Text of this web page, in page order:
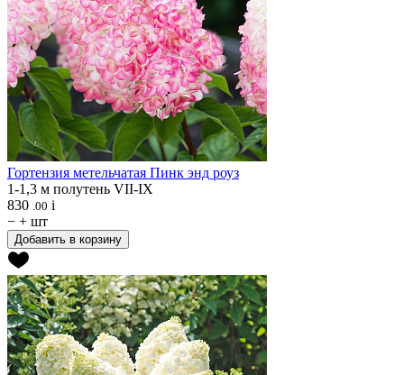
Гортензия метельчатая Пинк энд роуз
1-1,3 м полутень VII-IX
830 .00 i
− + шт
Добавить в корзину